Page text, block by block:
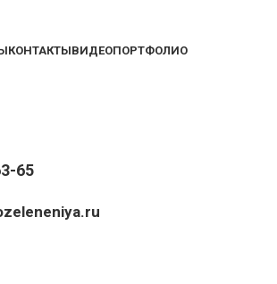
КОНТАКТЫВИДЕОПОРТФОЛИО
65